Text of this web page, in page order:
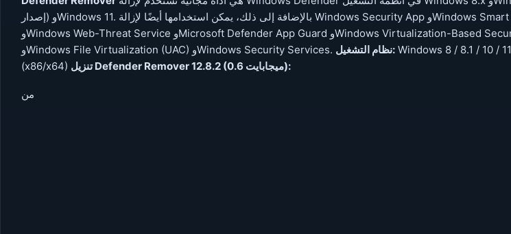
إصدار) وWindows 11. بالإضافة إلى ذلك، يمكن استخدامها أيضًا لإزالة Windows Security App وWindows Smart Screen
وWindows Web-Threat Service وMicrosoft Defender App Guard وWindows Virtualization-Based Security (VBS)
وWindows File Virtualization (UAC) وWindows Security Services.
نظام التشغيل: Windows 8 / 8.1 / 10 / 11
(x86/x64)
تنزيل Defender Remover 12.8.2 (0.6 ميجابايت):